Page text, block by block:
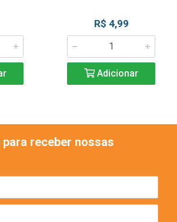
R$ 4,99
Adicionar
receber nossas